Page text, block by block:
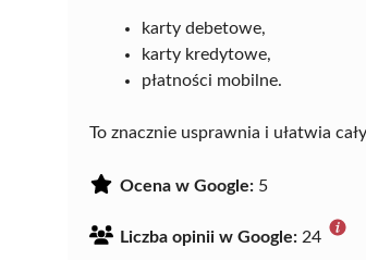
karty debetowe,
karty kredytowe,
płatności mobilne.
To znacznie usprawnia i ułatwia
Ocena w Google: 5
Liczba opinii w Google: 24